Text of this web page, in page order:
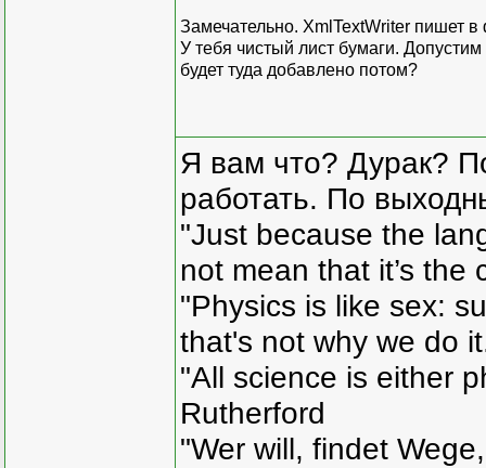
Замечательно. XmlTextWriter пишет
У тебя чистый лист бумаги.
будет туда добавлено потом?
Я вам что? Дурак?
работать. По
"Just because the
not mean that it’s the
"Physics is like sex:
that's not why we do
"All science is either
Rutherford
"Wer will, findet